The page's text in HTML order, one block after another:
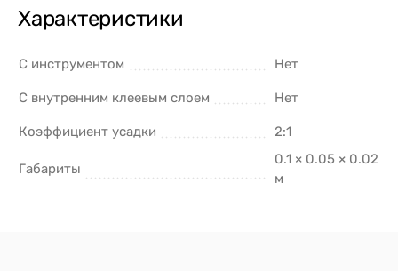
Характеристики
С инструментом Нет
С внутренним клеевым слоем Нет
Коэффициент усадки 2:1
Габариты
0.1 × 0.05 × 0.02
м